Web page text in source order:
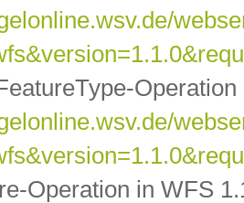
Operation in WFS